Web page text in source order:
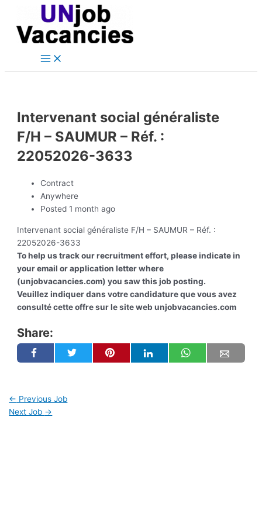
content
Main
Intervenant social généraliste
F/H – SAUMUR – Réf. :
22052026-3633
Contract
Anywhere
Posted 1 month ago
Intervenant social généraliste F/H – SAUMUR – Réf. :
22052026-3633
To help us track our recruitment effort, please indicate in
your email or application letter where
(unjobvacancies.com) you saw this job posting.
Veuillez indiquer dans votre candidature que vous avez
consulté cette offre sur le site web unjobvacancies.com
Share:
navigation
← Previous Job
Next Job →